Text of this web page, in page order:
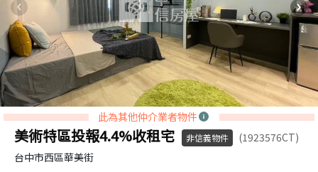
此為其他仲介業者物件
美術特區投報4.4%收租宅 非信義物件
(1923576CT)
台中市西區華美街